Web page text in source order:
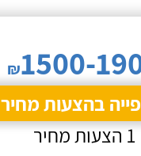
₪1500-
בהצעות מחיר
1 הצעות מחיר